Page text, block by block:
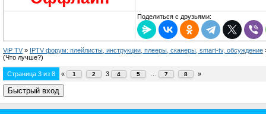
Поделиться с друзьями:
ViP TV » IPTV форум: плейлисты, инструкции, плееры, сканеры, smart-tv, обсуждение
(Что лучше?)
Страница 3 из 8 « 1 2 3 4 5 7 8 »